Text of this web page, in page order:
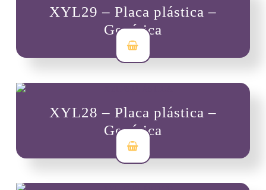
XYL29 – Placa plástica –
Genérica
7,000
XYL28 – Placa plástica –
Genérica
7,000